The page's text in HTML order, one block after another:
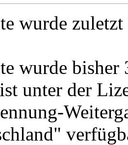
wurde
wurde
unter der